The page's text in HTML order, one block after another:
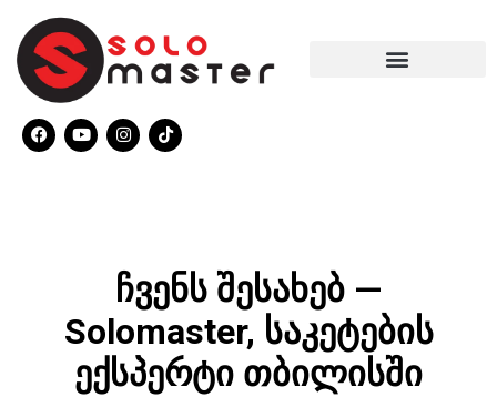
ჩვენს შესახებ —
Solomaster, საკეტების
ექსპერტი თბილისში